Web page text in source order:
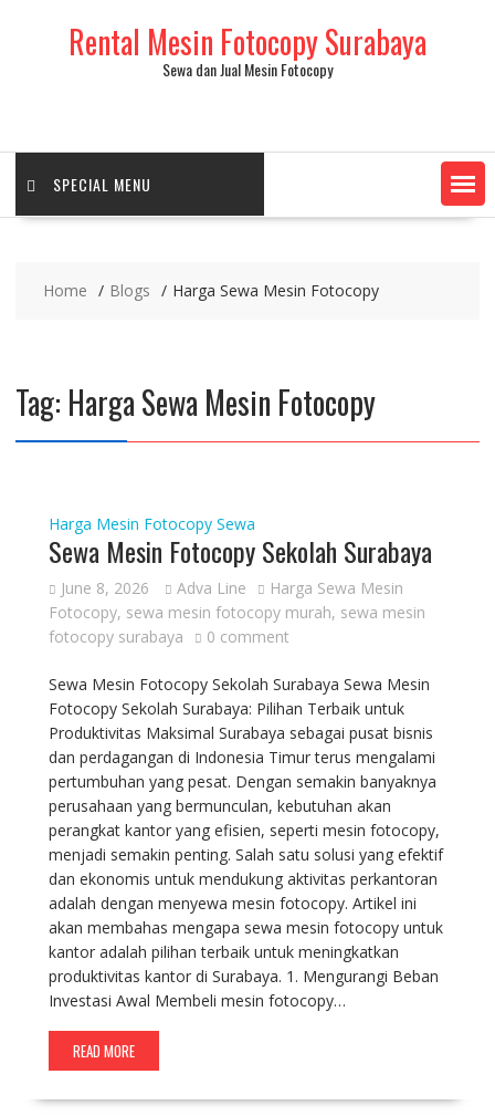
Rental Mesin Fotocopy Surabaya
Sewa dan Jual Mesin Fotocopy
SPECIAL MENU
Home Blogs Harga Sewa Mesin Fotocopy
Tag: Harga Sewa Mesin Fotocopy
Harga Mesin Fotocopy Sewa
Sewa Mesin Fotocopy Sekolah Surabaya
June 8, 2026 Adva Line
Harga Sewa Mesin
Fotocopy, sewa mesin fotocopy murah, sewa mesin
fotocopy surabaya
0 comment
Sewa Mesin Fotocopy Sekolah Surabaya Sewa Mesin
Fotocopy Sekolah Surabaya: Pilihan Terbaik untuk
Produktivitas Maksimal Surabaya sebagai pusat bisnis
dan perdagangan di Indonesia Timur terus mengalami
pertumbuhan yang pesat. Dengan semakin banyaknya
perusahaan yang bermunculan, kebutuhan akan
perangkat kantor yang efisien, seperti mesin fotocopy,
menjadi semakin penting. Salah satu solusi yang efektif
dan ekonomis untuk mendukung aktivitas perkantoran
adalah dengan menyewa mesin fotocopy. Artikel ini
akan membahas mengapa sewa mesin fotocopy untuk
kantor adalah pilihan terbaik untuk meningkatkan
produktivitas kantor di Surabaya. 1. Mengurangi Beban
Investasi Awal Membeli mesin fotocopy…
READ MORE